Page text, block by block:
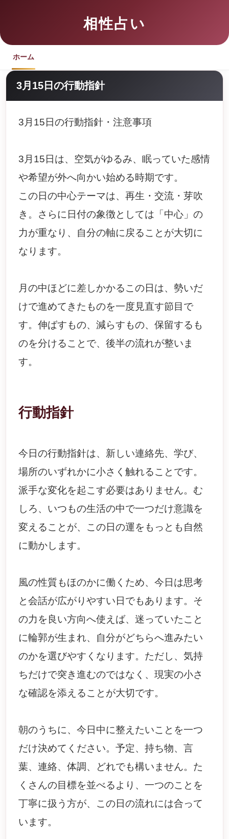
相性占い
ホーム
3月15日の行動指針
3月15日の行動指針・注意事項
3月15日は、空気がゆるみ、眠っていた感情
や希望が外へ向かい始める時期です。
この日の中心テーマは、再生・交流・芽吹
き。さらに日付の象徴としては「中心」の
力が重なり、自分の軸に戻ることが大切に
なります。
月の中ほどに差しかかるこの日は、勢いだ
けで進めてきたものを一度見直す節目で
す。伸ばすもの、減らすもの、保留するも
のを分けることで、後半の流れが整いま
す。
行動指針
今日の行動指針は、新しい連絡先、学び、
場所のいずれかに小さく触れることです。
派手な変化を起こす必要はありません。む
しろ、いつもの生活の中で一つだけ意識を
変えることが、この日の運をもっとも自然
に動かします。
風の性質もほのかに働くため、今日は思考
と会話が広がりやすい日でもあります。そ
の力を良い方向へ使えば、迷っていたこと
に輪郭が生まれ、自分がどちらへ進みたい
のかを選びやすくなります。ただし、気持
ちだけで突き進むのではなく、現実の小さ
な確認を添えることが大切です。
朝のうちに、今日中に整えたいことを一つ
だけ決めてください。予定、持ち物、言
葉、連絡、体調、どれでも構いません。た
くさんの目標を並べるより、一つのことを
丁寧に扱う方が、この日の流れには合って
います。